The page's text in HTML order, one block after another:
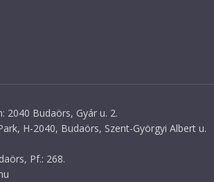
2040 Budaörs, Gyár u. 2.
H-2040, Budaörs, Szent-Györgyi Albert u.
Pf.: 268.